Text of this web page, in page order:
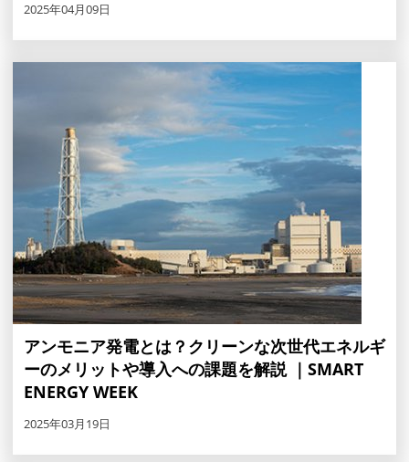
2025年04月09日
アンモニア発電とは？クリーンな次世代エネルギ
ーのメリットや導入への課題を解説 ｜SMART
ENERGY WEEK
2025年03月19日